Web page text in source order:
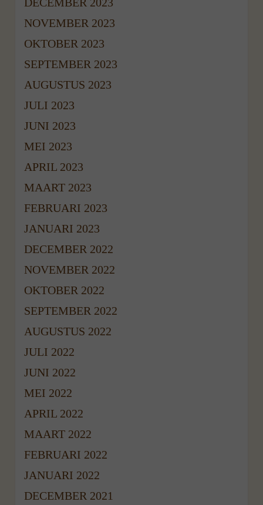
NOVEMBER 2023
OKTOBER 2023
SEPTEMBER 2023
AUGUSTUS 2023
JULI 2023
JUNI 2023
MEI 2023
APRIL 2023
MAART 2023
FEBRUARI 2023
JANUARI 2023
DECEMBER 2022
NOVEMBER 2022
OKTOBER 2022
SEPTEMBER 2022
AUGUSTUS 2022
JULI 2022
JUNI 2022
MEI 2022
APRIL 2022
MAART 2022
FEBRUARI 2022
JANUARI 2022
DECEMBER 2021